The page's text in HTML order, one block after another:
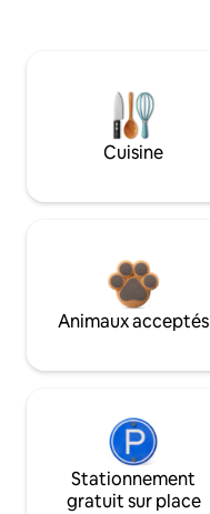
Cuisine
Animaux acceptés
Stationnement
gratuit sur place